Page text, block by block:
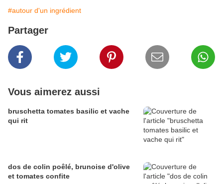
#autour d'un ingrédient
Partager
Vous aimerez aussi
bruschetta tomates basilic et vache
qui rit
dos de colin poêlé, brunoise d'olive
et tomates confite